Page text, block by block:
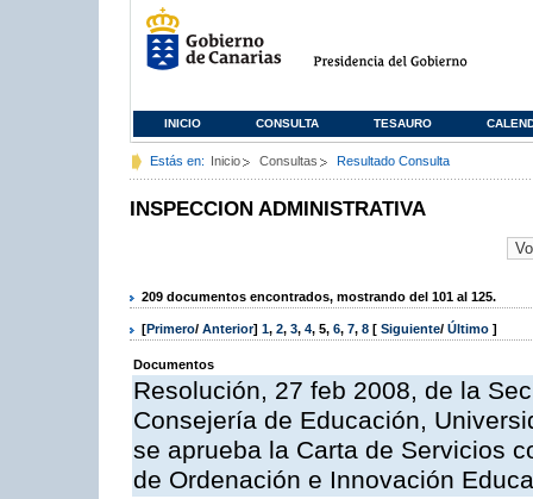
INICIO CONSULTA TESAURO
Estás en: Inicio Consultas Resultado Consulta
INSPECCION ADMINISTRATIVA
209 documentos encontrados, mostrando del 101 al 125.
[Primero/ Anterior] 1, 2, 3, 4, 5, 6, 7, 8 [ Siguiente/ Último ]
Documentos
Resolución, 27 feb 2008, de la
Consejería de Educación,
se aprueba la Carta de Servicios
de Ordenación e Innovación